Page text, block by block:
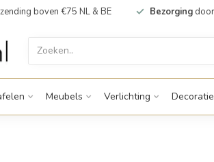
boven €75 NL & BE Bezorging
Meubels Verlichting Decoratie